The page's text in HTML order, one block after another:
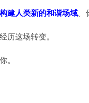
建人类新的和谐场域。
历这场转变。
。